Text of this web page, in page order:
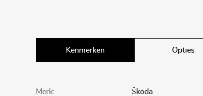
Kenmerken Opties
Merk: Škoda